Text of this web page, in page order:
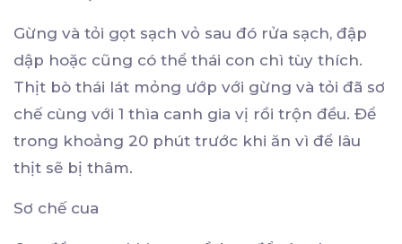
Gừng và tỏi gọt sạch vỏ sau đó rửa sạch, đập
dập hoặc cũng có thể thái con chì tùy thích.
Thịt bò thái lát mỏng ướp với gừng và tỏi đã sơ
chế cùng với 1 thìa canh gia vị rồi trộn đều. Để
trong khoảng 20 phút trước khi ăn vì để lâu
thịt sẽ bị thâm.
Sơ chế cua